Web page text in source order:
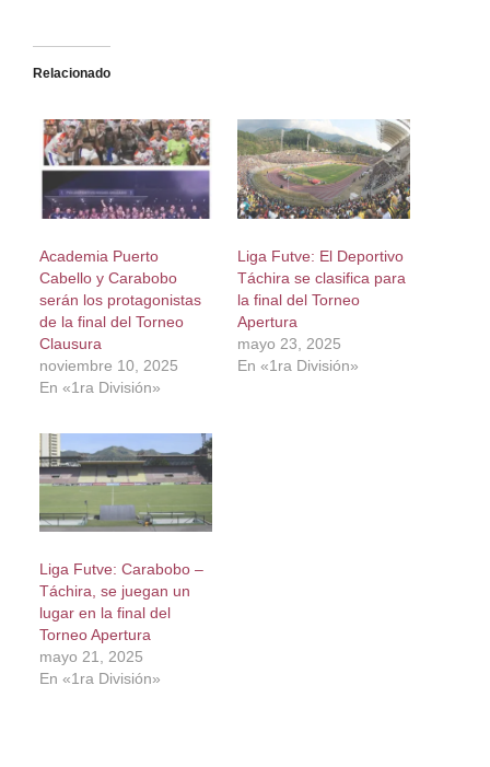
Relacionado
Academia Puerto
Cabello y Carabobo
serán los protagonistas
de la final del Torneo
Clausura
noviembre 10, 2025
En «1ra División»
Liga Futve: El Deportivo
Táchira se clasifica para
la final del Torneo
Apertura
mayo 23, 2025
En «1ra División»
Liga Futve: Carabobo –
Táchira, se juegan un
lugar en la final del
Torneo Apertura
mayo 21, 2025
En «1ra División»